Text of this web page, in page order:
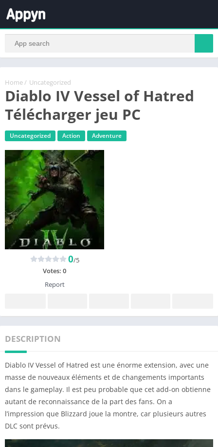
Home / Uncategorized
Diablo IV Vessel of Hatred
Télécharger jeu PC
Uncategorized Action Adventure
0/5
Votes: 0
Report
DESCRIPTION
Diablo IV Vessel of Hatred est une énorme extension, avec une
masse de nouveaux éléments et de changements importants
dans le gameplay. Il est peu probable que cet add-on obtienne
autant de reconnaissance de la part des fans. On a
l’impression que Blizzard joue la montre, car plusieurs autres
DLC sont prévus.